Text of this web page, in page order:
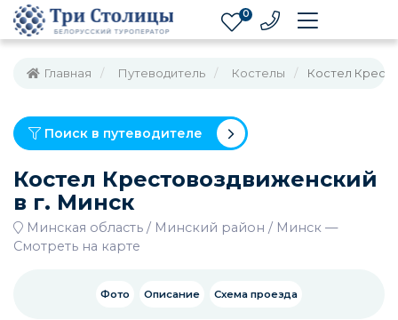
0
Главная Путеводитель Костелы Костел
Поиск в путеводителе
Костел Крестовоздвиженский
в г. Минск
Минская область Минский район Минск —
Смотреть на карте
Фото Описание Схема проезда